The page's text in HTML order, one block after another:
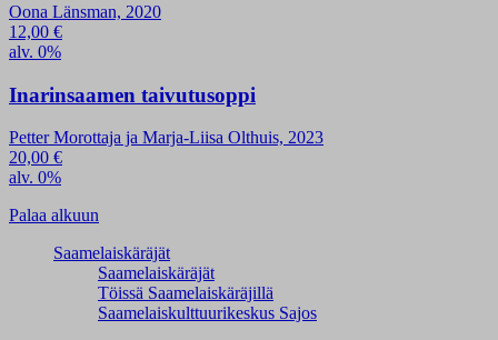
Oona Länsman, 2020
12,00 €
alv. 0%
Inarinsaamen taivutusoppi
Petter Morottaja ja Marja-Liisa Olthuis, 2023
20,00 €
alv. 0%
Palaa alkuun
Saamelaiskäräjät
Saamelaiskäräjät
Töissä Saamelaiskäräjillä
Saamelaiskulttuuri­keskus Sajos